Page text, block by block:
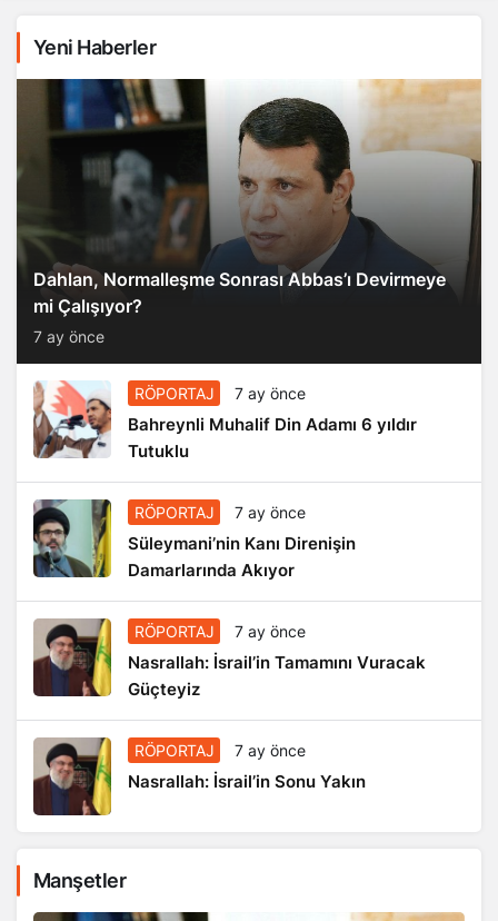
Yeni Haberler
Dahlan, Normalleşme Sonrası Abbas’ı Devirmeye
mi Çalışıyor?
7 ay önce
RÖPORTAJ 7 ay önce
Bahreynli Muhalif Din Adamı 6 yıldır
Tutuklu
RÖPORTAJ 7 ay önce
Süleymani’nin Kanı Direnişin
Damarlarında Akıyor
RÖPORTAJ 7 ay önce
Nasrallah: İsrail’in Tamamını Vuracak
Güçteyiz
RÖPORTAJ 7 ay önce
Nasrallah: İsrail’in Sonu Yakın
Manşetler